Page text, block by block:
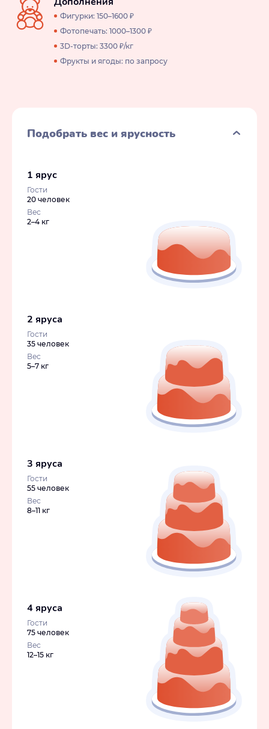
Фигурки: 150–1600 ₽
Фотопечать: 1000–1300 ₽
3D-торты: 3300 ₽/кг
Фрукты и ягоды: по запросу
Подобрать вес и ярусность
1 ярус
Гости
20 человек
Вес
2–4 кг
2 яруса
Гости
35 человек
Вес
5–7 кг
3 яруса
Гости
55 человек
Вес
8–11 кг
4 яруса
Гости
75 человек
Вес
12–15 кг